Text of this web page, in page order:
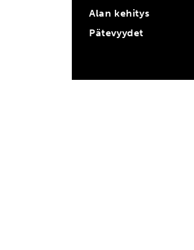
Alan kehitys
Pätevyydet